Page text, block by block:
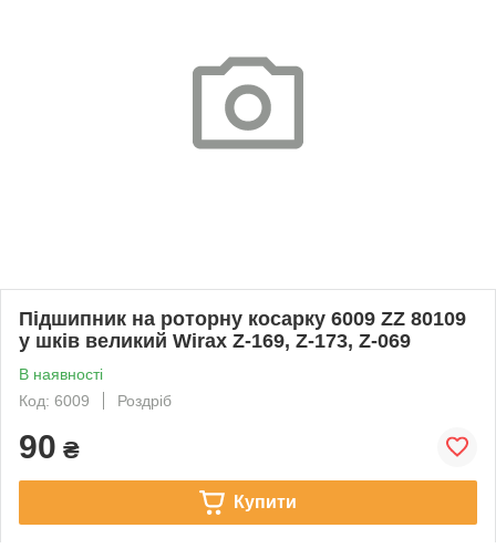
Підшипник на роторну косарку 6009 ZZ 80109
у шків великий Wirax Z-169, Z-173, Z-069
В наявності
Код: 6009
Роздріб
90 ₴
Купити